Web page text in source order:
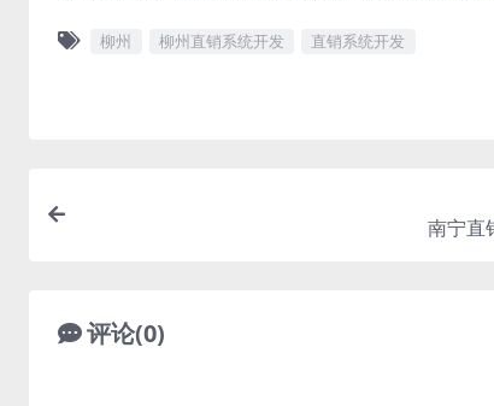
柳州 柳州直销系统开发 直销系统开发
南宁直
评论(0)